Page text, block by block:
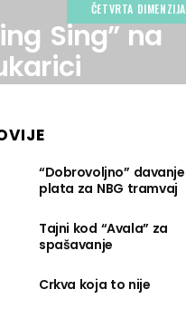
ČETVRTA DIMENZIJA
Sing” na
“Dobrovoljno” davanje
plata za NBG tramvaj
Tajni kod “Avala” za
spašavanje
Crkva koja to nije